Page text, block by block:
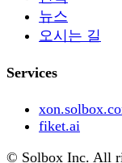
뉴스
오시는 길
Services
fiket.ai
© Solbox Inc. All